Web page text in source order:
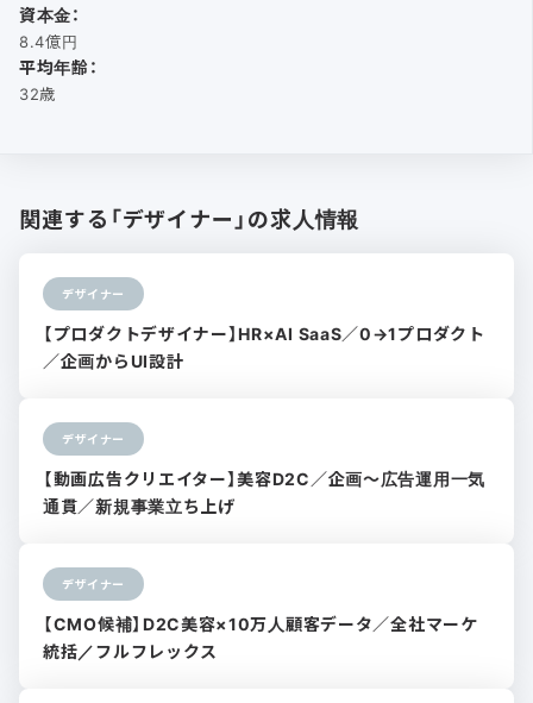
資本金：
8.4億円
平均年齢：
32歳
関連する「デザイナー」の求人情報
デザイナー
【プロダクトデザイナー】HR×AI SaaS／0→1プロダクト
／企画からUI設計
デザイナー
【動画広告クリエイター】美容D2C／企画〜広告運用一気
通貫／新規事業立ち上げ
デザイナー
【CMO候補】D2C美容×10万人顧客データ／全社マーケ
統括／フルフレックス